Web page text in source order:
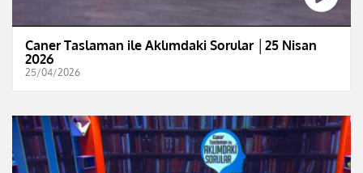
Caner Taslaman ile Aklımdaki Sorular │25 Nisan
2026
25/04/2026